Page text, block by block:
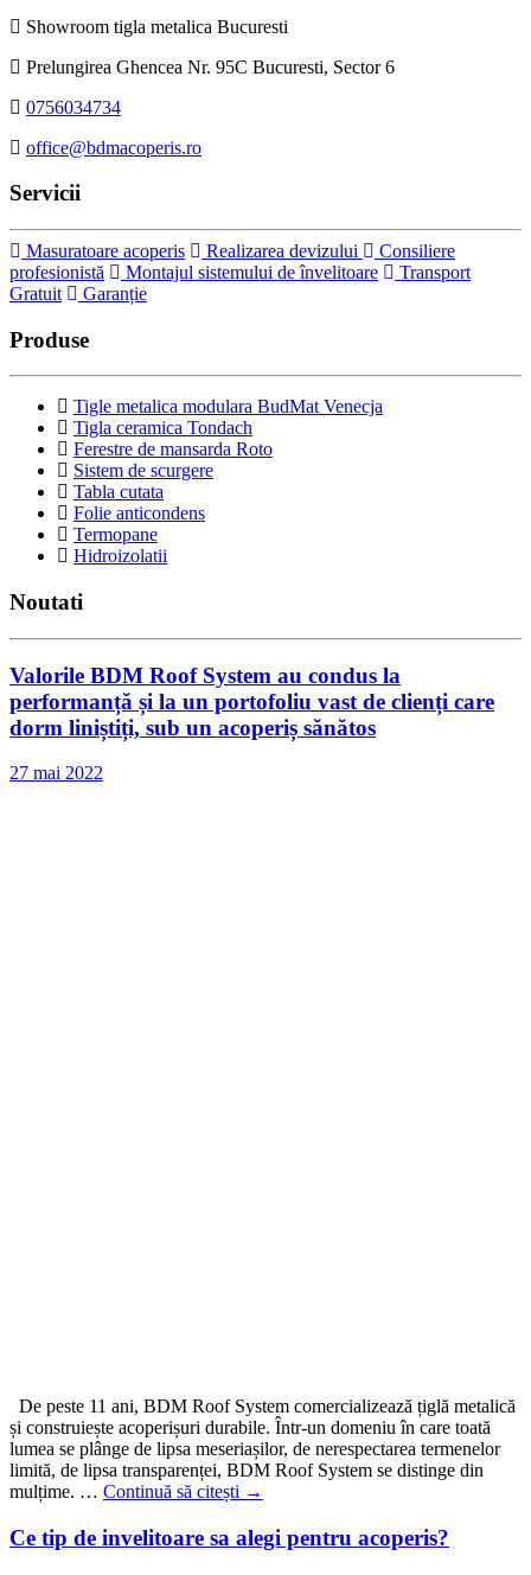
Showroom tigla metalica Bucuresti
Prelungirea Ghencea Nr. 95C Bucuresti, Sector 6
0756034734
office@bdmacoperis.ro
Servicii
Masuratoare acoperis Realizarea devizului
Consiliere
profesionistă
Montajul sistemului de învelitoare
Transport
Gratuit
Garanție
Produse
Tigle metalica modulara BudMat Venecja
Tigla ceramica Tondach
Ferestre de mansarda Roto
Sistem de scurgere
Tabla cutata
Folie anticondens
Termopane
Hidroizolatii
Noutati
Valorile BDM Roof System au condus la
performanță și la un portofoliu vast de clienți care
dorm liniștiți, sub un acoperiș sănătos
27 mai 2022
De peste 11 ani, BDM Roof System comercializează țiglă metalică
și construiește acoperișuri durabile. Într-un domeniu în care toată
lumea se plânge de lipsa meseriașilor, de nerespectarea termenelor
limită, de lipsa transparenței, BDM Roof System se distinge din
mulțime. … Continuă să citești →
Ce tip de invelitoare sa alegi pentru acoperis?